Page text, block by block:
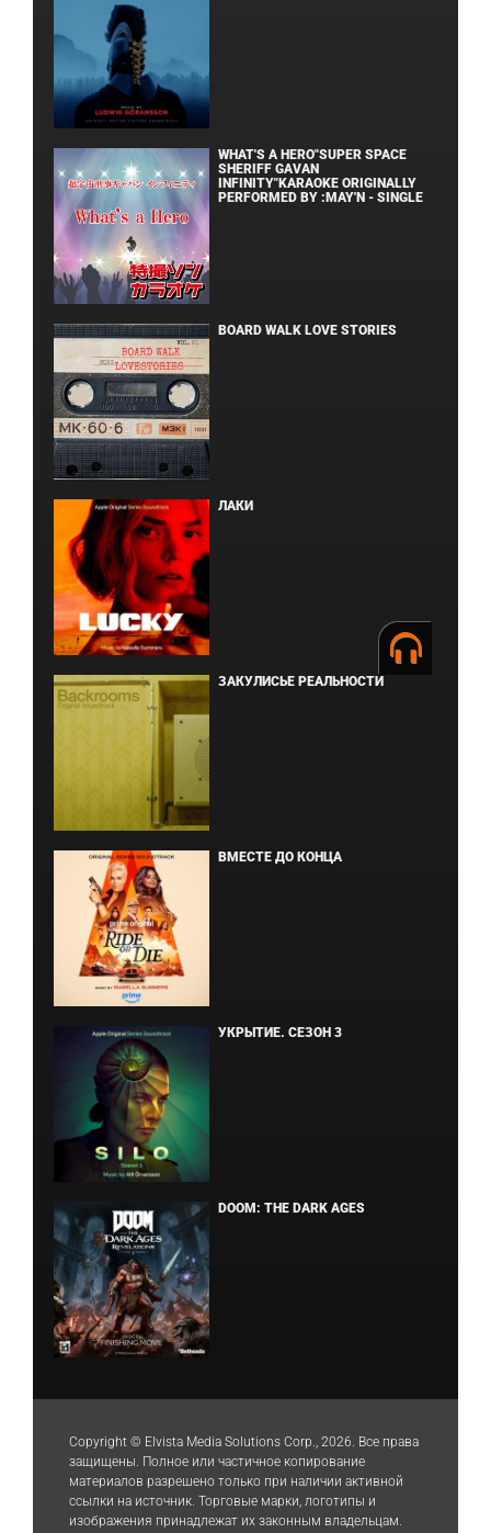
WHAT'S A HERO"SUPER SPACE
SHERIFF GAVAN
INFINITY"KARAOKE ORIGINALLY
PERFORMED BY :MAY'N - SINGLE
BOARD WALK LOVE STORIES
ЛАКИ
ЗАКУЛИСЬЕ РЕАЛЬНОСТИ
ВМЕСТЕ ДО КОНЦА
УКРЫТИЕ. СЕЗОН 3
DOOM: THE DARK AGES
Copyright © Elvista Media Solutions Corp., 2026. Все права
защищены. Полное или частичное копирование
материалов разрешено только при наличии активной
ссылки на источник. Торговые марки, логотипы и
изображения принадлежат их законным владельцам.